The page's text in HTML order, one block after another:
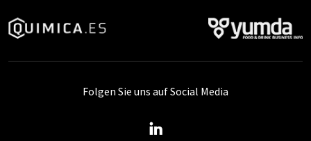
Folgen Sie uns auf Social Media